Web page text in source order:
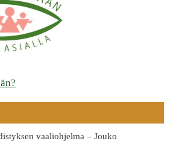
vaaliohjelma – Jouko